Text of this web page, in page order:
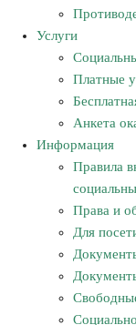
Услуги
Платные
Анкета
Информация
Правила
Права и
Для